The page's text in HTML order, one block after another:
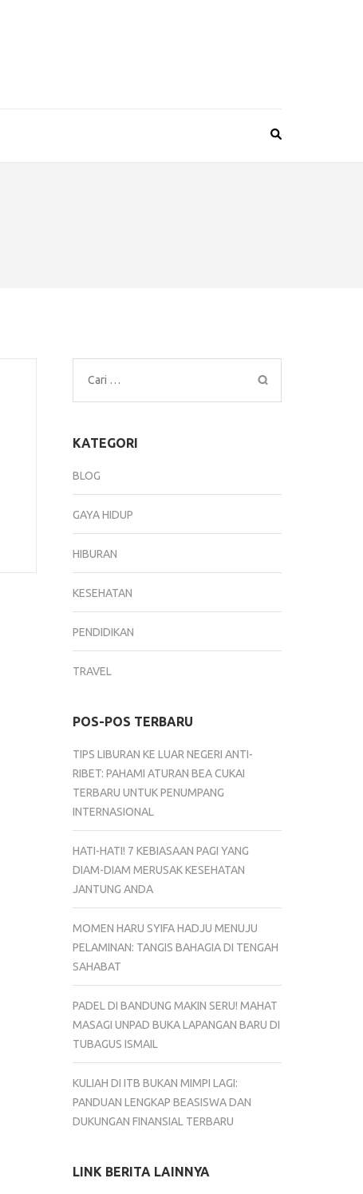
Cari
untuk:
KATEGORI
BLOG
GAYA HIDUP
HIBURAN
KESEHATAN
PENDIDIKAN
TRAVEL
POS-POS TERBARU
TIPS LIBURAN KE LUAR NEGERI ANTI-
RIBET: PAHAMI ATURAN BEA CUKAI
TERBARU UNTUK PENUMPANG
INTERNASIONAL
HATI-HATI! 7 KEBIASAAN PAGI YANG
DIAM-DIAM MERUSAK KESEHATAN
JANTUNG ANDA
MOMEN HARU SYIFA HADJU MENUJU
PELAMINAN: TANGIS BAHAGIA DI TENGAH
SAHABAT
PADEL DI BANDUNG MAKIN SERU! MAHAT
MASAGI UNPAD BUKA LAPANGAN BARU DI
TUBAGUS ISMAIL
KULIAH DI ITB BUKAN MIMPI LAGI:
PANDUAN LENGKAP BEASISWA DAN
DUKUNGAN FINANSIAL TERBARU
LINK BERITA LAINNYA